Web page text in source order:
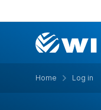
Home Log in